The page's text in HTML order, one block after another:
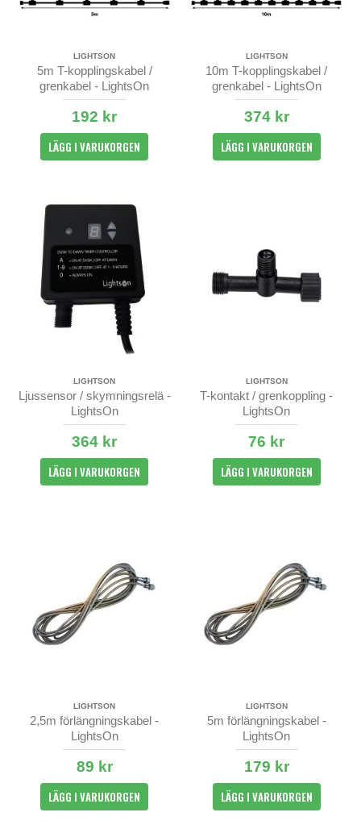
LIGHTSON
5m T-kopplingskabel /
grenkabel - LightsOn
192 kr
LÄGG I VARUKORGEN
LIGHTSON
10m T-kopplingskabel /
grenkabel - LightsOn
374 kr
LÄGG I VARUKORGEN
LIGHTSON
Ljussensor / skymningsrelä -
LightsOn
364 kr
LÄGG I VARUKORGEN
LIGHTSON
T-kontakt / grenkoppling -
LightsOn
76 kr
LÄGG I VARUKORGEN
LIGHTSON
2,5m förlängningskabel -
LightsOn
89 kr
LÄGG I VARUKORGEN
LIGHTSON
5m förlängningskabel -
LightsOn
179 kr
LÄGG I VARUKORGEN